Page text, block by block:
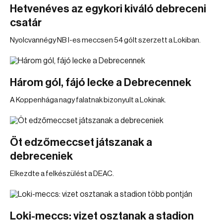
Hetvenéves az egykori kiváló debreceni
csatár
Nyolcvannégy NB I-es meccsen 54 gólt szerzett a Lokiban.
Három gól, fájó lecke a Debrecennek
A Koppenhága nagy falatnak bizonyult a Lokinak.
Öt edzőmeccset játszanak a
debreceniek
Elkezdte a felkészülést a DEAC.
Loki-meccs: vizet osztanak a stadion